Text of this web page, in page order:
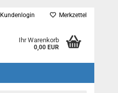
Kundenlogin Merkzettel
Ihr Warenkorb
0,00 EUR